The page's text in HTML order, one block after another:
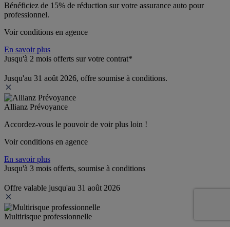
Bénéficiez de 15% de réduction sur votre assurance auto pour
professionnel.
Voir conditions en agence
En savoir plus
Jusqu'à 2 mois offerts sur votre contrat*
Jusqu'au 31 août 2026, offre soumise à conditions.
Allianz Prévoyance
Accordez-vous le pouvoir de voir plus loin !
Voir conditions en agence
En savoir plus
Jusqu'à 3 mois offerts, soumise à conditions
Offre valable jusqu'au 31 août 2026
Multirisque professionnelle